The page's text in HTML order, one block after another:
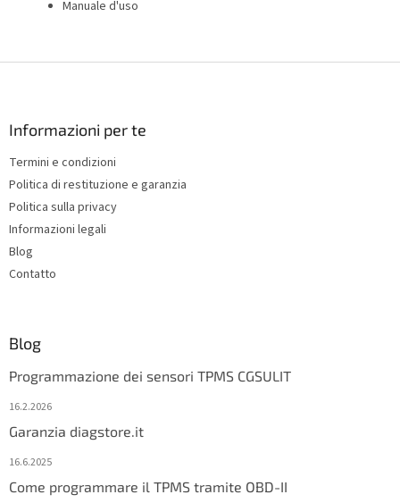
Manuale d'uso
Informazioni per te
Termini e condizioni
Politica di restituzione e garanzia
Politica sulla privacy
Informazioni legali
Blog
Contatto
Blog
Programmazione dei sensori TPMS CGSULIT
16.2.2026
Garanzia diagstore.it
16.6.2025
Come programmare il TPMS tramite OBD-II